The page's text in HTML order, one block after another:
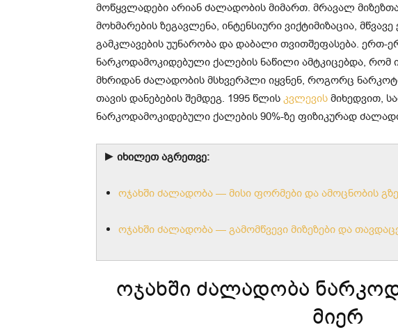
მოწყვლადები არიან ძალადობის მიმართ. მრავალ
მოხმარების ზეგავლენა, ინტენსიური ვიქტიმიზაცია,
გამკლავების უუნარობა და დაბალი თვითშეფასება. ერთ-
ნარკოდამოკიდებული ქალების ნაწილი ამტკიცებდა, რომ
მხრიდან ძალადობის მსხვერპლი იყვნენ, როგორც
თავის დანებების შემდეგ. 1995 წლის კვლევის მიხედვით,
ნარკოდამოკიდებული ქალების 90%-ზე ფიზიკურად
► იხილეთ აგრეთვე:
ოჯახში ძალადობა — მისი ფორმები და ამოცნობის
ოჯახში ძალადობა — გამომწვევი მიზეზები და
ოჯახში ძალადობა
მიერ